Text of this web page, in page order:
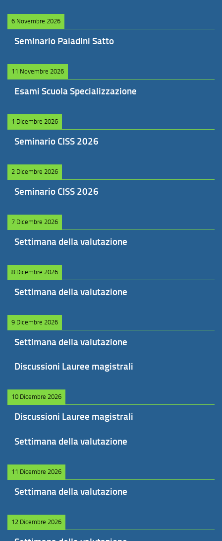
6 Novembre 2026
Seminario Paladini Satto
11 Novembre 2026
Esami Scuola Specializzazione
1 Dicembre 2026
Seminario CISS 2026
2 Dicembre 2026
Seminario CISS 2026
7 Dicembre 2026
Settimana della valutazione
8 Dicembre 2026
Settimana della valutazione
9 Dicembre 2026
Settimana della valutazione
Discussioni Lauree magistrali
10 Dicembre 2026
Discussioni Lauree magistrali
Settimana della valutazione
11 Dicembre 2026
Settimana della valutazione
12 Dicembre 2026